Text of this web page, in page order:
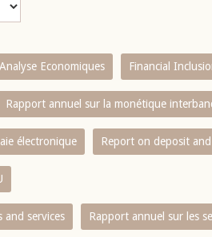
Economiques Financial
Rapport annuel sur la monétique
électronique Report on deposit
and services Rapport annuel sur les